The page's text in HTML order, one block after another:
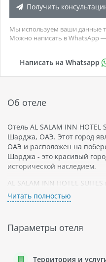
Получить
Мы используем ваши данные
Можно написать в WhatsApp
Написать на Whatsapp
Об отеле
Отель AL SALAM INN HOTEL
Шарджа, ОАЭ. Этот город
ОАЭ и расположен на
Шарджа - это красивый
исторической наследием.
AL SALAM INN HOTEL
комфортабельные номера с
со спутниковыми каналами
ресторанов поблизости.
город, а также фитнес-
Читать полностью
Параметры отеля
Территория и